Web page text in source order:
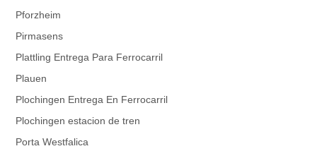
Pforzheim
Pirmasens
Plattling Entrega Para Ferrocarril
Plauen
Plochingen Entrega En Ferrocarril
Plochingen estacion de tren
Porta Westfalica